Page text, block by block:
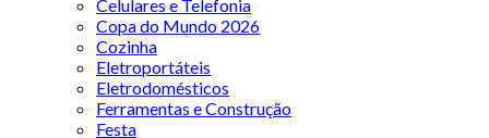
Celulares e Telefonia
Copa do Mundo 2026
Cozinha
Eletroportáteis
Eletrodomésticos
Ferramentas e Construção
Festa